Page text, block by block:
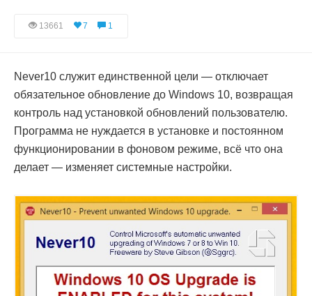
13661 7 1
Never10 служит единственной цели — отключает
обязательное обновление до Windows 10, возвращая
контроль над установкой обновлений пользователю.
Программа не нуждается в установке и постоянном
функционировании в фоновом режиме, всё что она
делает — изменяет системные настройки.